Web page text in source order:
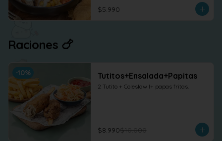
$5.990
Raciones 🍗
-10% Tutitos+Ensalada+Papitas
2 Tutito + Coleslaw l+ papas fritas.
$8.990$10.000